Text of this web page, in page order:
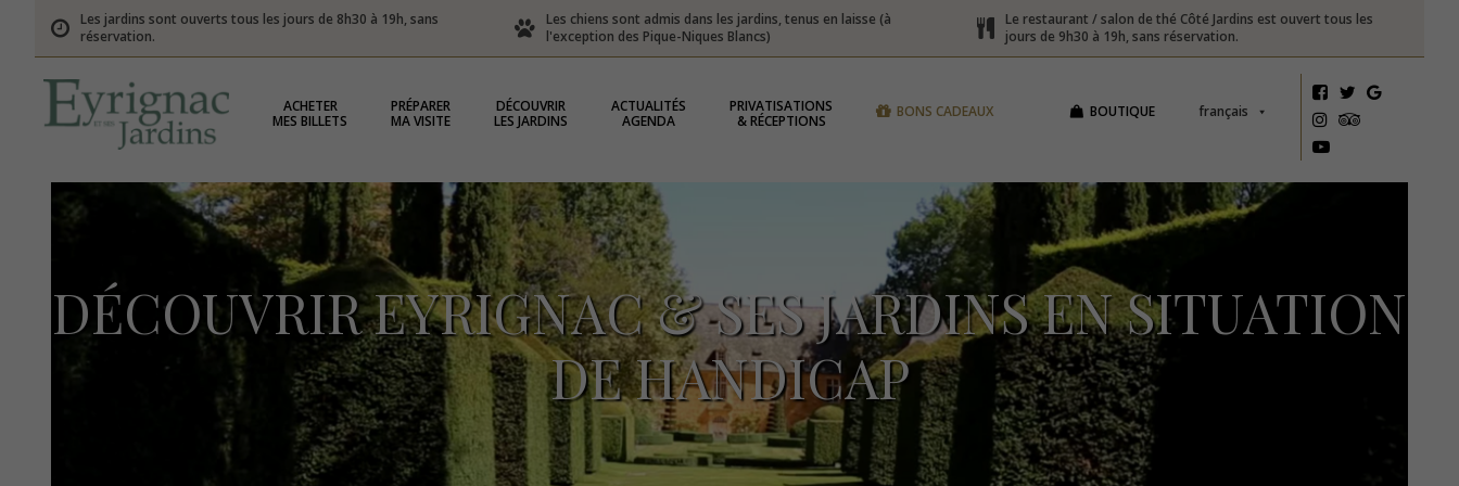
Les jardins sont ouverts tous les jours de 8h30 à 19h, sans
réservation.
Les chiens sont admis dans les jardins, tenus en laisse (à
l'exception des Pique-Niques Blancs)
Le restaurant / salon de thé Côté Jardins est ouvert tous les
jours de 9h30 à 19h, sans réservation.
ACHETER
MES BILLETS
PRÉPARER
MA VISITE
DÉCOUVRIR
LES JARDINS
ACTUALITÉS
AGENDA
PRIVATISATIONS
& RÉCEPTIONS
français
BOUTIQUE
BONS CADEAUX
DÉCOUVRIR EYRIGNAC & SES JARDINS EN SITUATION
DE HANDICAP